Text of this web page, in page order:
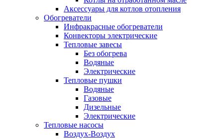
Аксессуары для котлов отопления
Обогреватели
Инфракрасные обогреватели
Конвекторы электрические
Тепловые завесы
Без обогрева
Водяные
Электрические
Тепловые пушки
Водяные
Газовые
Дизельные
Электрические
Тепловые насосы
Воздух-Воздух